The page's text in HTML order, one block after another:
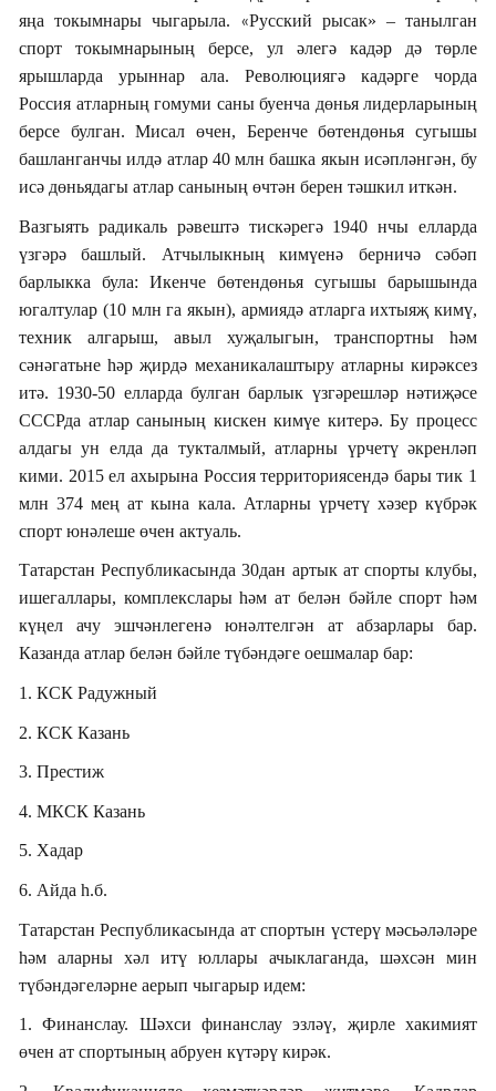
яңа токымнары чыгарыла. «Русский рысак» – танылган
спорт токымнарының берсе, ул әлегә кадәр дә төрле
ярышларда урыннар ала.
Революциягә кадәрге чорда
Россия атларның гомуми саны буенча дөнья лидерларының
берсе булган. Мисал өчен, Беренче бөтендөнья сугышы
башланганчы илдә атлар 40 млн башка якын исәпләнгән, бу
исә дөньядагы атлар санының өчтән берен тәшкил иткән.
Вазгыять радикаль рәвештә тискәрегә 1940 нчы елларда
үзгәрә башлый.
Атчылыкның кимүенә берничә сәбәп
барлыкка була: Икенче бөтендөнья сугышы барышында
югалтулар (10 млн га якын), армиядә атларга ихтыяҗ кимү,
техник алгарыш, авыл хуҗалыгын, транспортны һәм
сәнәгатьне һәр җирдә механикалаштыру атларны кирәксез
итә. 1930-50 елларда булган барлык үзгәрешләр нәтиҗәсе
СССРда атлар санының кискен кимүе китерә. Бу процесс
алдагы ун елда да тукталмый, атларны үрчетү әкренләп
кими. 2015 ел ахырына Россия территориясендә бары тик 1
млн 374 мең ат кына кала. Атларны үрчетү хәзер күбрәк
спорт юнәлеше өчен актуаль.
Татарстан Республикасында 30дан артык ат спорты клубы,
ишегаллары, комплекслары һәм ат белән бәйле спорт һәм
күңел ачу эшчәнлегенә юнәлтелгән ат абзарлары бар.
Казанда атлар белән бәйле түбәндәге оешмалар бар:
1. КСК Радужный
2. КСК Казань
3. Престиж
4. МКСК Казань
5. Хадар
6. Айда һ.б.
Татарстан Республикасында ат спортын үстерү мәсьәләләре
һәм аларны хәл итү юллары ачыклаганда, шәхсән мин
түбәндәгеләрне аерып чыгарыр идем:
1. Финанслау. Шәхси финанслау эзләү, җирле хакимият
өчен ат спортының абруен күтәрү кирәк.